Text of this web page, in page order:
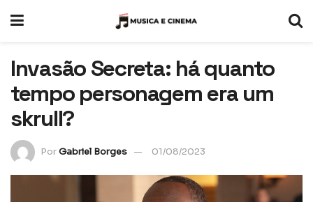
Invasão Secreta: há quanto
tempo personagem era um
skrull?
PorGabriel Borges 01/08/2023